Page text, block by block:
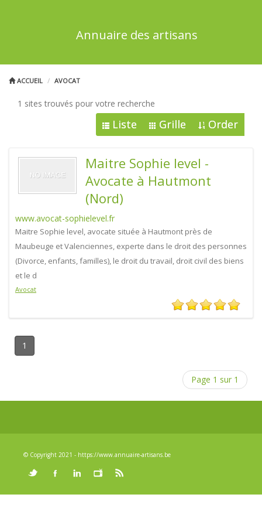
Annuaire des artisans
ACCUEIL AVOCAT
1 sites trouvés pour votre recherche
Liste Grille Order
Maitre Sophie level -
Avocate à Hautmont
(Nord)
www.avocat-sophielevel.fr
Maitre Sophie level, avocate située à Hautmont près de
Maubeuge et Valenciennes, experte dans le droit des personnes
(Divorce, enfants, familles), le droit du travail, droit civil des biens
et le d
Avocat
1
Page 1 sur 1
© Copyright 2021 - https://www.annuaire-artisans.be